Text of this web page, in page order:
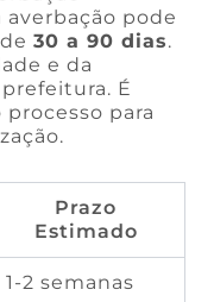
averbação pode
de30 a 90 dias.
e da
É
para
Prazo
Estimado
1-2 semanas